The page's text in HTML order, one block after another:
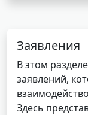
Заявления
В этом
заявлений,
Здесь